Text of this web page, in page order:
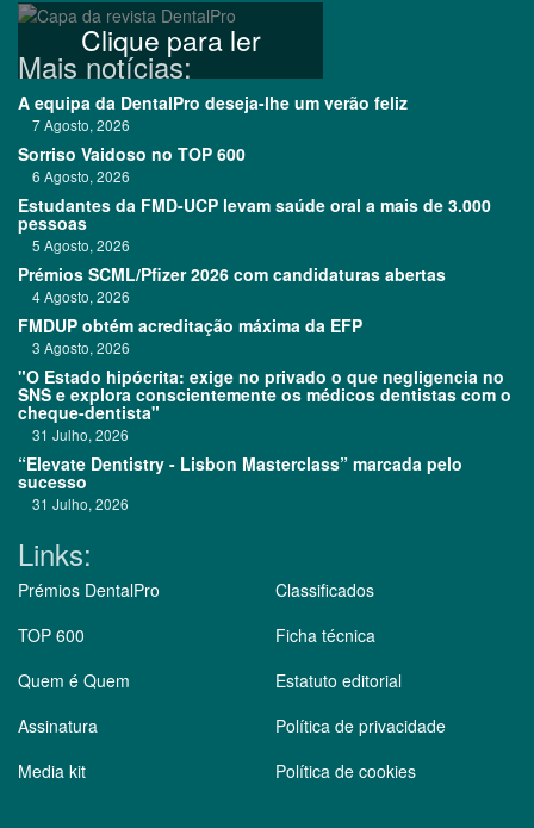
Clique para ler
Mais notícias:
A equipa da DentalPro deseja-lhe um verão feliz
7 Agosto, 2026
Sorriso Vaidoso no TOP 600
6 Agosto, 2026
Estudantes da FMD-UCP levam saúde oral a mais de 3.000
pessoas
5 Agosto, 2026
Prémios SCML/Pfizer 2026 com candidaturas abertas
4 Agosto, 2026
FMDUP obtém acreditação máxima da EFP
3 Agosto, 2026
"O Estado hipócrita: exige no privado o que negligencia no
SNS e explora conscientemente os médicos dentistas com o
cheque-dentista"
31 Julho, 2026
“Elevate Dentistry - Lisbon Masterclass” marcada pelo
sucesso
31 Julho, 2026
Links:
Prémios DentalPro
TOP 600
Quem é Quem
Assinatura
Media kit
Classificados
Ficha técnica
Estatuto editorial
Política de privacidade
Política de cookies